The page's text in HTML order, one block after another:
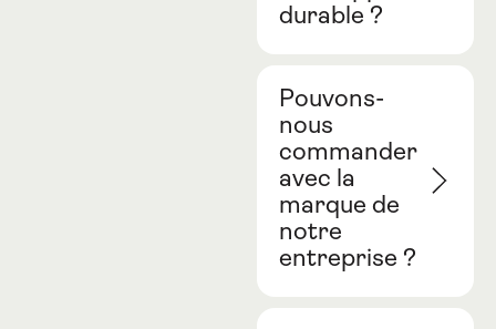
durable ?
Pouvons-
nous
commander
avec la
marque de
notre
entreprise ?